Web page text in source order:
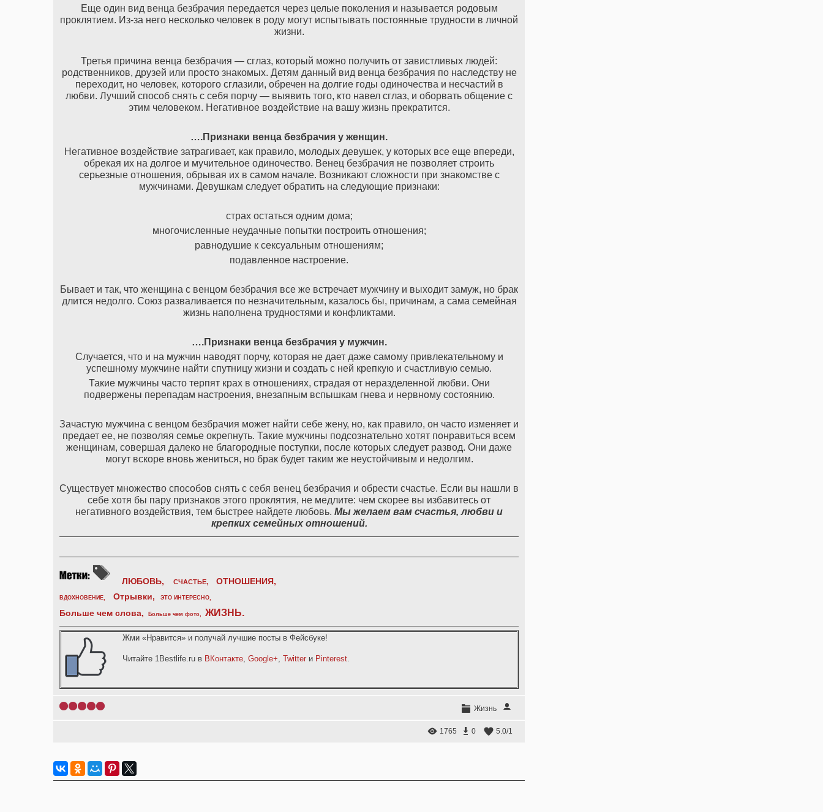
Еще один вид венца безбрачия передается через целые поколения и называется родовым
проклятием. Из-за него несколько человек в роду могут испытывать постоянные трудности в личной
жизни.
Третья причина венца безбрачия — сглаз, который можно получить от завистливых людей:
родственников, друзей или просто знакомых. Детям данный вид венца безбрачия по наследству не
переходит, но человек, которого сглазили, обречен на долгие годы одиночества и несчастий в
любви. Лучший способ снять с себя порчу — выявить того, кто навел сглаз, и оборвать общение с
этим человеком. Негативное воздействие на вашу жизнь прекратится.
….Признаки венца безбрачия у женщин.
Негативное воздействие затрагивает, как правило, молодых девушек, у которых все еще впереди,
обрекая их на долгое и мучительное одиночество. Венец безбрачия не позволяет строить
серьезные отношения, обрывая их в самом начале. Возникают сложности при знакомстве с
мужчинами. Девушкам следует обратить на следующие признаки:
страх остаться одним дома;
многочисленные неудачные попытки построить отношения;
равнодушие к сексуальным отношениям;
подавленное настроение.
Бывает и так, что женщина с венцом безбрачия все же встречает мужчину и выходит замуж, но брак
длится недолго. Союз разваливается по незначительным, казалось бы, причинам, а сама семейная
жизнь наполнена трудностями и конфликтами.
….Признаки венца безбрачия у мужчин.
Случается, что и на мужчин наводят порчу, которая не дает даже самому привлекательному и
успешному мужчине найти спутницу жизни и создать с ней крепкую и счастливую семью.
Такие мужчины часто терпят крах в отношениях, страдая от неразделенной любви. Они
подвержены перепадам настроения, внезапным вспышкам гнева и нервному состоянию.
Зачастую мужчина с венцом безбрачия может найти себе жену, но, как правило, он часто изменяет и
предает ее, не позволяя семье окрепнуть. Такие мужчины подсознательно хотят понравиться всем
женщинам, совершая далеко не благородные поступки, после которых следует развод. Они даже
могут вскоре вновь жениться, но брак будет таким же неустойчивым и недолгим.
Существует множество способов снять с себя венец безбрачия и обрести счастье. Если вы нашли в
себе хотя бы пару признаков этого проклятия, не медлите: чем скорее вы избавитесь от
негативного воздействия, тем быстрее найдете любовь. Мы желаем вам счастья, любви и
крепких семейных отношений.
ЛЮБОВЬ, СЧАСТЬЕ, ОТНОШЕНИЯ,
ВДОХНОВЕНИЕ, Отрывки, ЭТО ИНТЕРЕСНО,
Больше чем слова, Больше чем фото, ЖИЗНЬ.
Жми «Нравится» и получай лучшие посты в Фейсбуке!
Читайте 1Bestlife.ru в ВКонтакте, Google+, Twitter и Pinterest.
1 2 3 4 Жизнь
1765 0 5.0/1